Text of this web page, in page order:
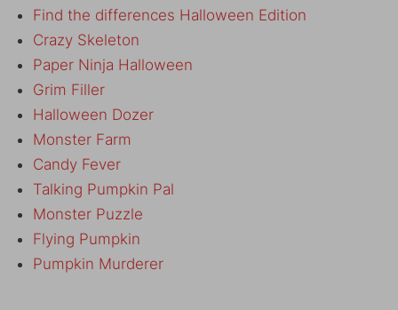
Find the differences Halloween Edition
Crazy Skeleton
Paper Ninja Halloween
Grim Filler
Halloween Dozer
Monster Farm
Candy Fever
Talking Pumpkin Pal
Monster Puzzle
Flying Pumpkin
Pumpkin Murderer